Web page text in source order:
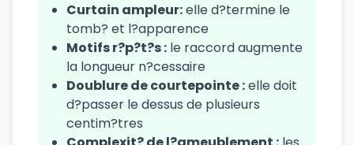
Curtain ampleur:elle d?termine le
tomb? et l?apparence
Motifs r?p?t?s : le raccord augmente
la longueur n?cessaire
Doublure de courtepointe :elle doit
d?passer le dessus de plusieurs
centim?tres